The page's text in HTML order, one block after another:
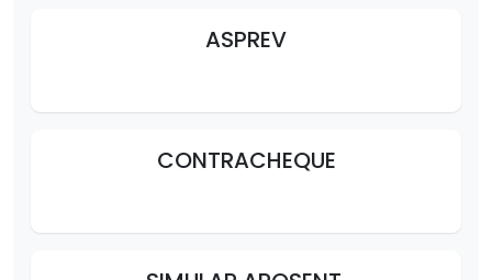
ASPREV
CONTRACHEQUE